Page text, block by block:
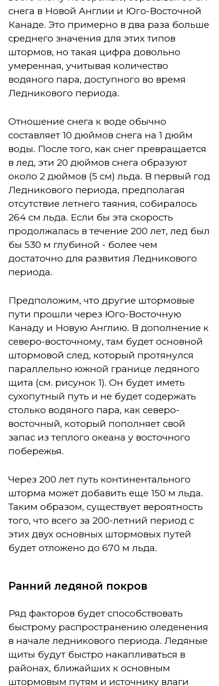
снега в Новой Англии и Юго-Восточной
Канаде. Это примерно в два раза больше
среднего значения для этих типов
штормов, но такая цифра довольно
умеренная, учитывая количество
водяного пара, доступного во время
Ледникового периода.
Отношение снега к воде обычно
составляет 10 дюймов снега на 1 дюйм
воды. После того, как снег превращается
в лед, эти 20 дюймов снега образуют
около 2 дюймов (5 см) льда. В первый год
Ледникового периода, предполагая
отсутствие летнего таяния, собиралось
264 см льда. Если бы эта скорость
продолжалась в течение 200 лет, лед был
бы 530 м глубиной - более чем
достаточно для развития Ледникового
периода.
Предположим, что другие штормовые
пути прошли через Юго-Восточную
Канаду и Новую Англию. В дополнение к
северо-восточному, там будет основной
штормовой след, который протянулся
параллельно южной границе ледяного
щита (см. рисунок 1). Он будет иметь
сухопутный путь и не будет содержать
столько водяного пара, как северо-
восточный, который пополняет свой
запас из теплого океана у восточного
побережья.
Через 200 лет путь континентального
шторма может добавить еще 150 м льда.
Таким образом, существует вероятность
того, что всего за 200-летний период с
этих двух основных штормовых путей
будет отложено до 670 м льда.
Ранний ледяной покров
Ряд факторов будет способствовать
быстрому распространению оледенения
в начале ледникового периода. Ледяные
щиты будут быстро накапливаться в
районах, ближайших к основным
штормовым путям и источнику влаги